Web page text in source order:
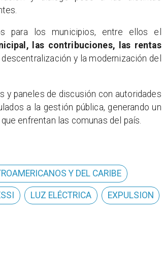
para los municipios, entre ellos el
las contribuciones, las rentas
descentralización y la modernización del
y paneles de discusión con autoridades
a la gestión pública, generando un
enfrentan las comunas del país.
Y DEL CARIBE
LUZ ELÉCTRICA EXPULSION